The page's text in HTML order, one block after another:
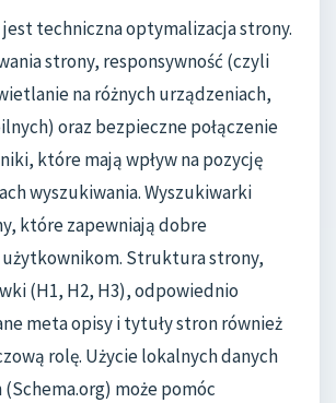
techniczna optymalizacja strony.
strony, responsywność (czyli
na różnych urządzeniach,
oraz bezpieczne połączenie
które mają wpływ na pozycję
wyszukiwania. Wyszukiwarki
które zapewniają dobre
Struktura strony,
(H1, H2, H3), odpowiednio
meta opisy i tytuły stron również
rolę. Użycie lokalnych danych
może pomóc